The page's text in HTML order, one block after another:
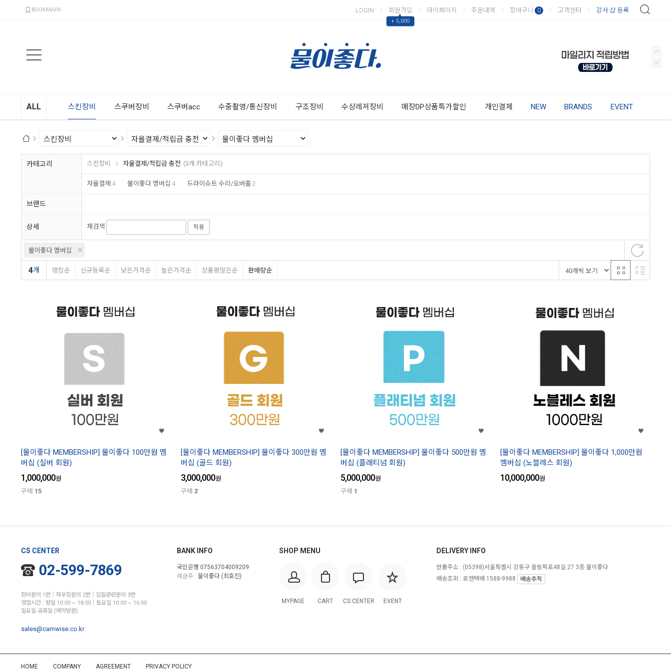
BOOKMARK LOGIN 회원가입
▲
+ 5,000
마이페이지 주문내역 장바구니 0 고객센터 강사·샵 등록
ALL 스킨장비 스쿠버장비 스쿠버acc 수중촬영/통신장비 구조장비 수상레져장비 매장DP상품특가할인 개인결제 NEW BRANDS EVENT
카테고리 스킨장비 자율결제/적립금 충전 (3개 카테고리)
자율결제 4 물이좋다 멤버십 4 드라이슈트 수리/오버홀 2
브랜드
상세 재검색 적용
물이좋다 멤버십
4개 랭킹순 신규등록순 낮은가격순 높은가격순 상품평많은순 판매량순
[물이좋다 MEMBERSHIP] 물이좋다 100만원 멤
버십 (실버 회원)
1,000,000원
구매 15
[물이좋다 MEMBERSHIP] 물이좋다 300만원 멤
버십 (골드 회원)
3,000,000원
구매 2
[물이좋다 MEMBERSHIP] 물이좋다 500만원 멤
버십 (플래티넘 회원)
5,000,000원
구매 1
[물이좋다 MEMBERSHIP] 물이좋다 1,000만원
멤버십 (노블레스 회원)
10,000,000원
CS CENTER
02-599-7869
장비문의 1번│하우징문의 2번│입찰관련문의 3번
영업시간 : 평일 10:00 ~ 18:00│토요일 10:00 ~ 16:00
일요일 공휴일 (예약방문)
sales@camwise.co.kr
BANK INFO
국민은행 07563704009209
예금주 : 물이좋다 (최호진)
SHOP MENU
MYPAGE CART CS CENTER EVENT
DELIVERY INFO
반품주소 : (05398)서울특별시 강동구 올림픽로48길 27 3층 물이좋다
배송조회 : 로젠택배 1588-9988
배송추적
HOME COMPANY AGREEMENT PRIVACY POLICY